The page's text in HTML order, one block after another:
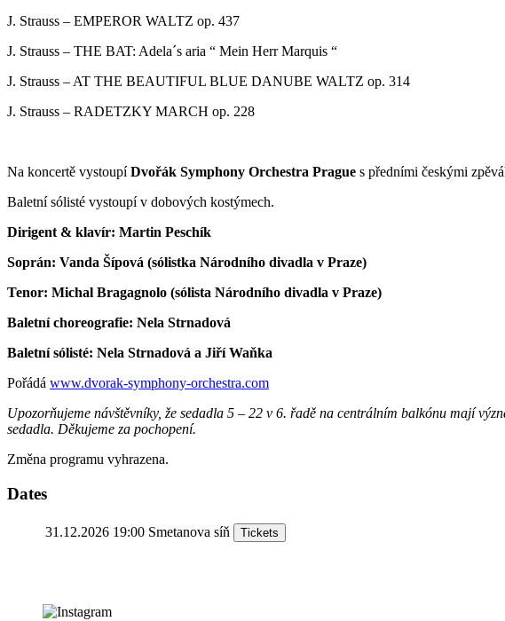
J. Strauss – EMPEROR WALTZ op. 437
J. Strauss – THE BAT: Adela´s aria “ Mein Herr Marquis “
J. Strauss – AT THE BEAUTIFUL BLUE DANUBE WALTZ op. 314
J. Strauss – RADETZKY MARCH op. 228
Na koncertě vystoupíDvořák Symphony Orchestra Prague s předními českými
Baletní sólisté vystoupí v dobových kostýmech.
Dirigent & klavír: Martin Peschík
Soprán: Vanda Šípová (sólistka Národního divadla v Praze)
Tenor: Michal Bragagnolo (sólista Národního divadla v Praze)
Baletní choreografie: Nela Strnadová
Baletní sólisté: Nela Strnadová a Jiří Waňka
Pořádá www.dvorak-symphony-orchestra.com
Upozorňujeme návštěvníky, že sedadla 5 – 22 v 6. řadě na centrálním balkónu mají
sedadla. Děkujeme za pochopení.
Změna programu vyhrazena.
Dates
31.12.2026 19:00 Smetanova síň Tickets